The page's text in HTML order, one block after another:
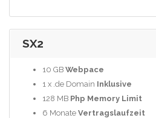
SX2
10 GB Webpace
1 x .de Domain Inklusive
128 MB Php Memory Limit
6 Monate Vertragslaufzeit